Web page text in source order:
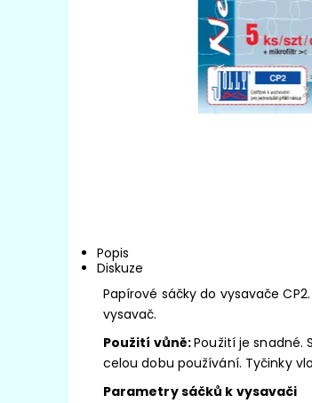
Popis
Diskuze
Papírové sáčky do vysavače
vysavač.
Použití vůně:Použití je snadné.
celou dobu používání. Tyčinky
Parametry sáčků k vysavači